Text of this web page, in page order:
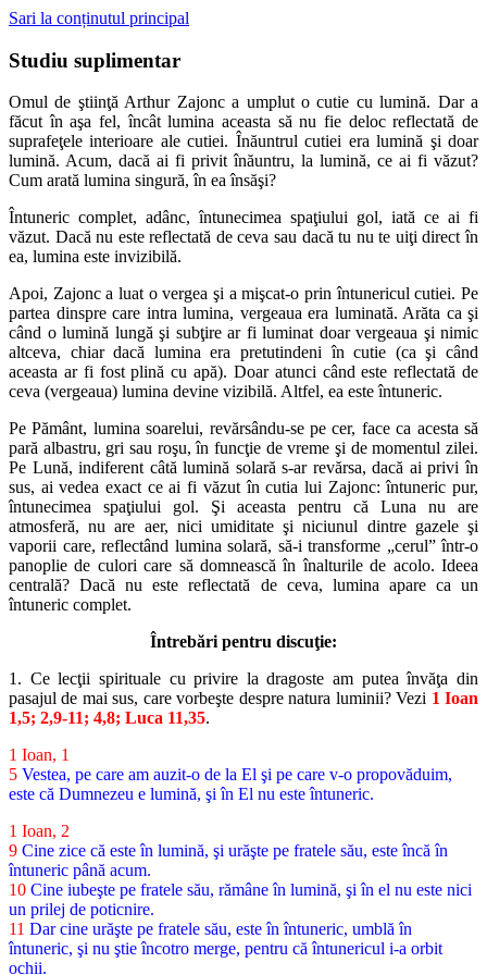
Sari la conținutul principal
Studiu suplimentar
Omul de ştiinţă Arthur Zajonc a umplut o cutie cu lumină. Dar a
făcut în aşa fel, încât lumina aceasta să nu fie deloc reflectată de
suprafeţele interioare ale cutiei. Înăuntrul cutiei era lumină şi doar
lumină. Acum, dacă ai fi privit înăuntru, la lumină, ce ai fi văzut?
Cum arată lumina singură, în ea însăşi?
Întuneric complet, adânc, întunecimea spaţiului gol, iată ce ai fi
văzut. Dacă nu este reflectată de ceva sau dacă tu nu te uiţi direct în
ea, lumina este invizibilă.
Apoi, Zajonc a luat o vergea şi a mişcat-o prin întunericul cutiei. Pe
partea dinspre care intra lumina, vergeaua era luminată. Arăta ca şi
când o lumină lungă şi subţire ar fi luminat doar vergeaua şi nimic
altceva, chiar dacă lumina era pretutindeni în cutie (ca şi când
aceasta ar fi fost plină cu apă). Doar atunci când este reflectată de
ceva (vergeaua) lumina devine vizibilă. Altfel, ea este întuneric.
Pe Pământ, lumina soarelui, revărsându-se pe cer, face ca acesta să
pară albastru, gri sau roşu, în funcţie de vreme şi de momentul zilei.
Pe Lună, indiferent câtă lumină solară s-ar revărsa, dacă ai privi în
sus, ai vedea exact ce ai fi văzut în cutia lui Zajonc: întuneric pur,
întunecimea spaţiului gol. Şi aceasta pentru că Luna nu are
atmosferă, nu are aer, nici umiditate şi niciunul dintre gazele şi
vaporii care, reflectând lumina solară, să-i transforme „cerul” într-o
panoplie de culori care să domnească în înalturile de acolo. Ideea
centrală? Dacă nu este reflectată de ceva, lumina apare ca un
întuneric complet.
Întrebări pentru discuţie:
1. Ce lecţii spirituale cu privire la dragoste am putea învăţa din
pasajul de mai sus, care vorbeşte despre natura luminii? Vezi 1 Ioan
1,5; 2,9-11; 4,8; Luca 11,35.
1 Ioan, 1
5 Vestea, pe care am auzit-o de la El şi pe care v-o propovăduim,
este că Dumnezeu e lumină, şi în El nu este întuneric.
1 Ioan, 2
9 Cine zice că este în lumină, şi urăşte pe fratele său, este încă în
întuneric până acum.
10 Cine iubeşte pe fratele său, rămâne în lumină, şi în el nu este nici
un prilej de poticnire.
11 Dar cine urăşte pe fratele său, este în întuneric, umblă în
întuneric, şi nu ştie încotro merge, pentru că întunericul i-a orbit
ochii.